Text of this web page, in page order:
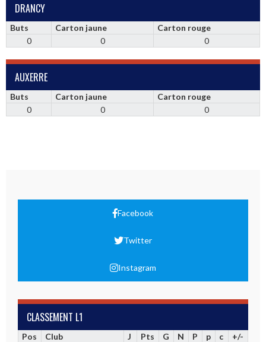
DRANCY
Buts Carton jaune
Carton rouge
0
0 0
AUXERRE
Buts Carton jaune
Carton rouge
0
0 0
Facebook
Twitter
Instagram
CLASSEMENT L1
Pos Club J Pts G N P p c
+/-